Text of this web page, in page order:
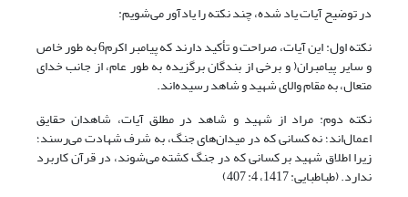
در توضیح آیات یاد شده، چند نکته را یادآور می‌شویم:
نکته اول: این آیات، صراحت و تأکید دارند که پیامبر اکرم6 به طور خاص
و سایر پیامبران( و برخی از بندگان برگزیده به طور عام، از جانب خدای
متعال، به مقام والای شهید و شاهد رسیده‌اند.
نکته دوم: مراد از شهید و شاهد در مطلق آیات، شاهدان حقایق
اعمال‌اند؛ نه کسانی که در میدان‌های جنگ، به شرف شهادت می‌رسند؛
زیرا اطلاق شهید بر کسانی که در جنگ کشته‌ می‌شوند، در قرآن کاربرد
ندارد. (طباطبایی: 1417، 4: 407)